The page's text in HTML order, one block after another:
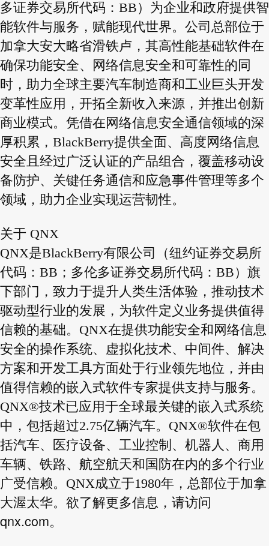
多证券交易所代码：BB）为企业和政府提供智
能软件与服务，赋能现代世界。公司总部位于
加拿大安大略省滑铁卢，其高性能基础软件在
确保功能安全、网络信息安全和可靠性的同
时，助力全球主要汽车制造商和工业巨头开发
变革性应用，开拓全新收入来源，并推出创新
商业模式。凭借在网络信息安全通信领域的深
厚积累，BlackBerry提供全面、高度网络信息
安全且经过广泛认证的产品组合，覆盖移动设
备防护、关键任务通信和应急事件管理等多个
领域，助力企业实现运营韧性。
关于 QNX
QNX是BlackBerry有限公司（纽约证券交易所
代码：BB；多伦多证券交易所代码：BB）旗
下部门，致力于提升人类生活体验，推动技术
驱动型行业的发展，为软件定义业务提供值得
信赖的基础。QNX在提供功能安全和网络信息
安全的操作系统、虚拟化技术、中间件、解决
方案和开发工具方面处于行业领先地位，并由
值得信赖的嵌入式软件专家提供支持与服务。
QNX®技术已应用于全球最关键的嵌入式系统
中，包括超过2.75亿辆汽车。QNX®软件在包
括汽车、医疗设备、工业控制、机器人、商用
车辆、铁路、航空航天和国防在内的多个行业
广受信赖。QNX成立于1980年，总部位于加拿
大渥太华。欲了解更多信息，请访问
qnx.com。